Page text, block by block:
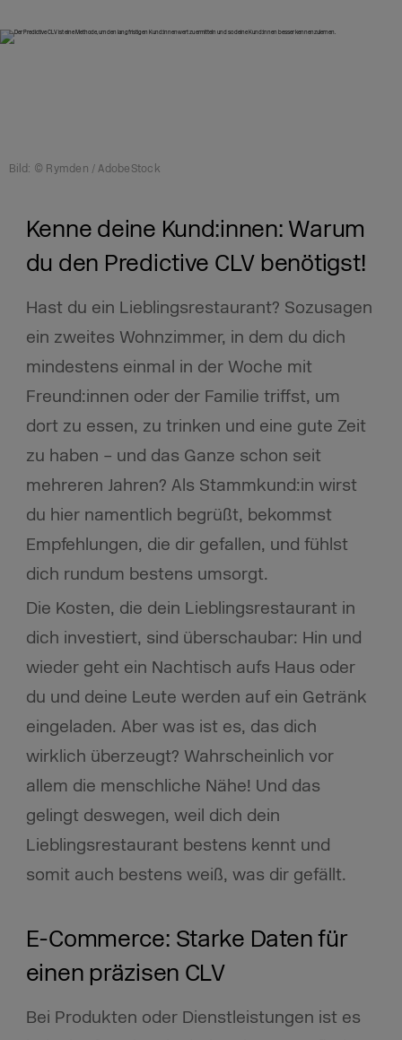
Bild: © Rymden / AdobeStock
Kenne deine Kund:innen: Warum
du den Predictive CLV benötigst!
Hast du ein Lieblingsrestaurant? Sozusagen
ein zweites Wohnzimmer, in dem du dich
mindestens einmal in der Woche mit
Freund:innen oder der Familie triffst, um
dort zu essen, zu trinken und eine gute Zeit
zu haben – und das Ganze schon seit
mehreren Jahren? Als Stammkund:in wirst
du hier namentlich begrüßt, bekommst
Empfehlungen, die dir gefallen, und fühlst
dich rundum bestens umsorgt.
Die Kosten, die dein Lieblingsrestaurant in
dich investiert, sind überschaubar: Hin und
wieder geht ein Nachtisch aufs Haus oder
du und deine Leute werden auf ein Getränk
eingeladen. Aber was ist es, das dich
wirklich überzeugt? Wahrscheinlich vor
allem die menschliche Nähe! Und das
gelingt deswegen, weil dich dein
Lieblingsrestaurant bestens kennt und
somit auch bestens weiß, was dir gefällt.
E-Commerce: Starke Daten für
einen präzisen CLV
Bei Produkten oder Dienstleistungen ist es